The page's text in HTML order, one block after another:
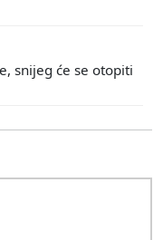
snijeg će se otopiti